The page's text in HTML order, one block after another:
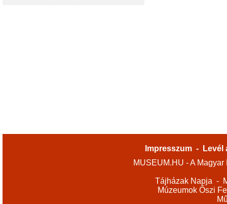
Impresszum -
Levél
MUSEUM.HU - A
Tájházak Napja -
Múzeumok Őszi